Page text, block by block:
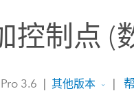
者了解基础设施工程与
探索基础设施管理
所有故事
联
控制点 (
3.6 其他版本